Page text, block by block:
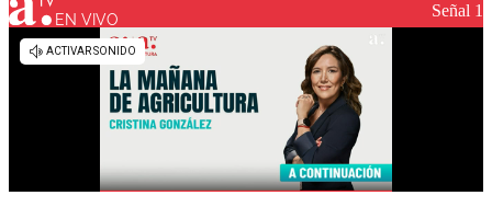
Los comentarios son moderados para garantizar un
diálogo respetuoso.
EN VIVO Señal 1